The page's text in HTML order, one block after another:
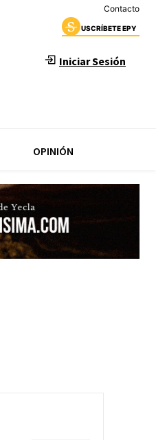
Contacto
USCRÍBETE EPY
Iniciar Sesión
OPINIÓN